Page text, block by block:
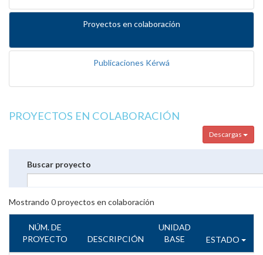
Proyectos en colaboración
Publicaciones Kérwá
PROYECTOS EN COLABORACIÓN
Descargas
Buscar proyecto
Mostrando 0proyectos en colaboración
NÚM. DE
PROYECTO
DESCRIPCIÓN
UNIDAD
BASE
ESTADO